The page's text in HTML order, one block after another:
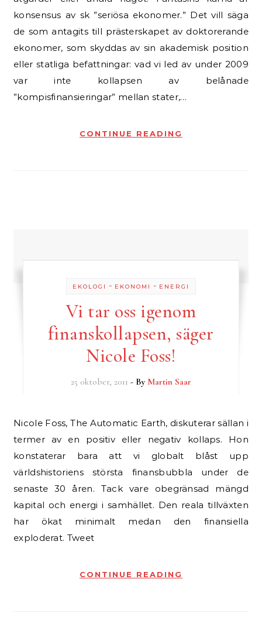
konsensus av sk ”seriösa ekonomer.” Det vill säga
de som antagits till prästerskapet av doktorerande
ekonomer, som skyddas av sin akademisk position
eller statliga befattningar: vad vi led av under 2009
var inte kollapsen av belånade
”kompisfinansieringar” mellan stater,…
CONTINUE READING
EKOLOGI - EKONOMI - ENERGI
Vi tar oss igenom
finanskollapsen, säger
Nicole Foss!
25 oktober, 2011 - By Martin Saar
Nicole Foss, The Automatic Earth, diskuterar sällan i
termer av en positiv eller negativ kollaps. Hon
konstaterar bara att vi globalt blåst upp
världshistoriens största finansbubbla under de
senaste 30 åren. Tack vare obegränsad mängd
kapital och energi i samhället. Den reala tillväxten
har ökat minimalt medan den finansiella
exploderat. Tweet
CONTINUE READING